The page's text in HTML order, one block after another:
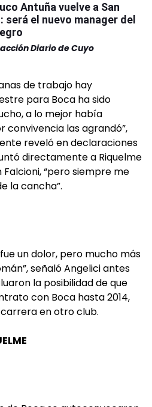
Antuña vuelve a San
será el nuevo manager del
Diario de Cuyo
de trabajo hay
para Boca ha sido
a lo mejor había
convivencia las agrandó”,
reveló en declaraciones
directamente a Riquelme
“pero siempre me
la cancha”.
un dolor, pero mucho más
señaló Angelici antes
la posibilidad de que
con Boca hasta 2014,
en otro club.